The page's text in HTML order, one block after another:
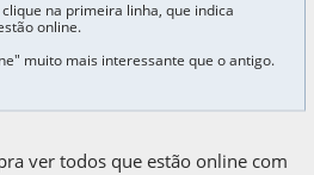
na primeira linha, que indica
online.
muito mais interessante que o antigo.
ver todos que estão online com